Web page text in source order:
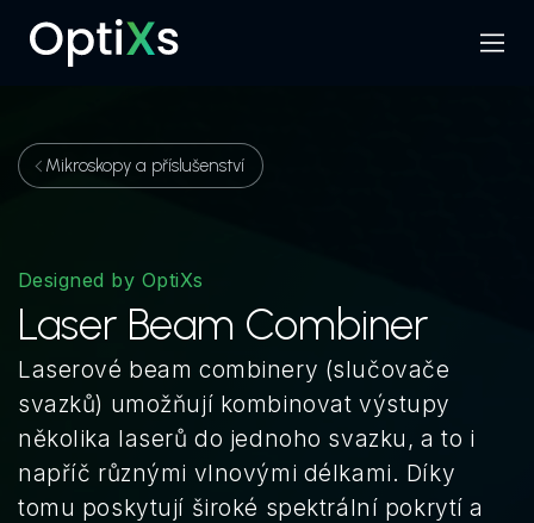
Hledat
Menu
Mikroskopy a příslušenství
Designed by OptiXs
Laser Beam Combiner
Laserové beam combinery (slučovače
svazků) umožňují kombinovat výstupy
několika laserů do jednoho svazku, a to i
napříč různými vlnovými délkami. Díky
tomu poskytují široké spektrální pokrytí a